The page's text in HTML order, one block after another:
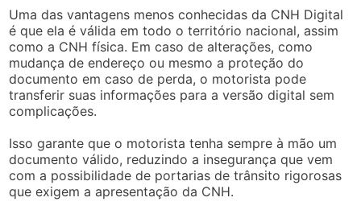
Uma das vantagens menos conhecidas da CNH Digital
é que ela é válida em todo o território nacional, assim
como a CNH física. Em caso de alterações, como
mudança de endereço ou mesmo a proteção do
documento em caso de perda, o motorista pode
transferir suas informações para a versão digital sem
complicações.
Isso garante que o motorista tenha sempre à mão um
documento válido, reduzindo a insegurança que vem
com a possibilidade de portarias de trânsito rigorosas
que exigem a apresentação da CNH.